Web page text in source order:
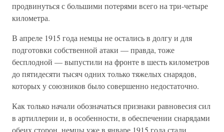
продвинуться с большими потерями всего на три-четыре
километра.
В апреле 1915 года немцы не остались в долгу и для
подготовки собственной атаки — правда, тоже
бесплодной — выпустили на фронте в шесть километров
до пятидесяти тысяч одних только тяжелых снарядов,
которых у союзников было совершенно недостаточно.
Как только начали обозначаться признаки равновесия сил
в артиллерии и, в особенности, в обеспечении снарядами
обеих сторон, немцы уже в январе 1915 года стали